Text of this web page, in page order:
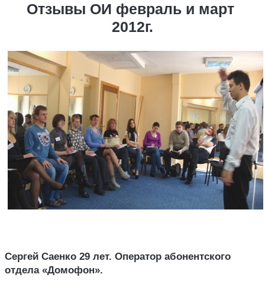
Отзывы ОИ февраль и март
2012г.
Сергей Саенко 29 лет. Оператор абонентского
отдела «Домофон».